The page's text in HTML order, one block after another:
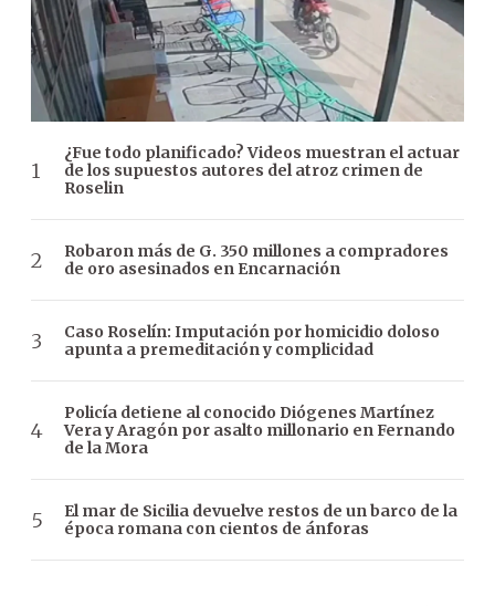
¿Fue todo planificado? Videos muestran el actuar
de los supuestos autores del atroz crimen de
Roselin
Robaron más de G. 350 millones a compradores
de oro asesinados en Encarnación
Caso Roselín: Imputación por homicidio doloso
apunta a premeditación y complicidad
Policía detiene al conocido Diógenes Martínez
Vera y Aragón por asalto millonario en Fernando
de la Mora
El mar de Sicilia devuelve restos de un barco de la
época romana con cientos de ánforas